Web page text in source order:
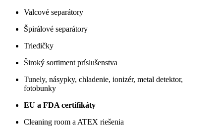
Valcové separátory
Špirálové separátory
Triedičky
Široký sortiment príslušenstva
Tunely, násypky, chladenie, ionizér, metal detektor,
fotobunky
EU a FDA certifikáty
Cleaning room a ATEX riešenia